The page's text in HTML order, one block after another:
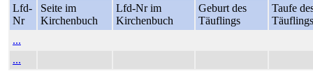
Lfd-
Nr
Seite im
Kirchenbuch
Lfd-Nr im
Kirchenbuch
Geburt des
Täuflings
Taufe
Täuflings
...
...